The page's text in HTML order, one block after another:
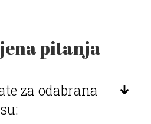
pitanja
za odabrana